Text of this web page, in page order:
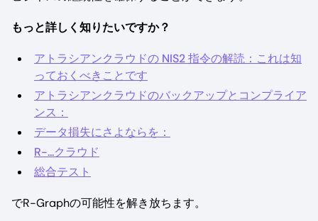
もっと詳しく知りたいですか？
アトラシアンクラウドの NIS2 指令の解読：これは知
っておくべきことです
アトラシアンクラウドのバックアップとコンプライア
ンス：
データ損失にさよならを：
R-...クラウド
総合テスト
でR-Graphの可能性を解き放ちます。